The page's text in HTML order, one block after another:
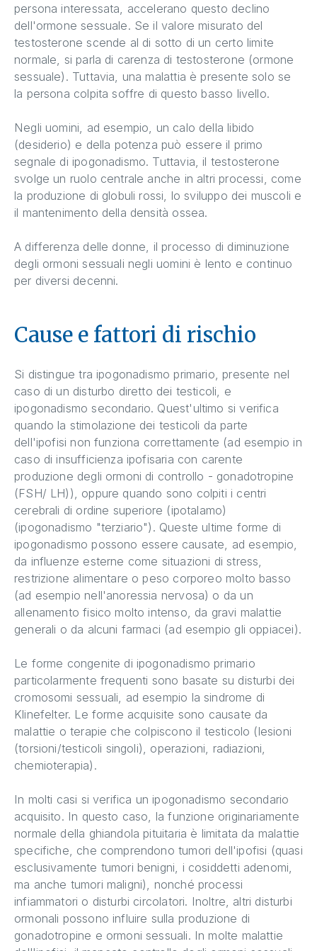
persona interessata, accelerano questo declino
dell'ormone sessuale. Se il valore misurato del
testosterone scende al di sotto di un certo limite
normale, si parla di carenza di testosterone (ormone
sessuale). Tuttavia, una malattia è presente solo se
la persona colpita soffre di questo basso livello.
Negli uomini, ad esempio, un calo della libido
(desiderio) e della potenza può essere il primo
segnale di ipogonadismo. Tuttavia, il testosterone
svolge un ruolo centrale anche in altri processi, come
la produzione di globuli rossi, lo sviluppo dei muscoli e
il mantenimento della densità ossea.
A differenza delle donne, il processo di diminuzione
degli ormoni sessuali negli uomini è lento e continuo
per diversi decenni.
Cause e fattori di rischio
Si distingue tra ipogonadismo primario, presente nel
caso di un disturbo diretto dei testicoli, e
ipogonadismo secondario. Quest'ultimo si verifica
quando la stimolazione dei testicoli da parte
dell'ipofisi non funziona correttamente (ad esempio in
caso di insufficienza ipofisaria con carente
produzione degli ormoni di controllo - gonadotropine
(FSH/ LH)), oppure quando sono colpiti i centri
cerebrali di ordine superiore (ipotalamo)
(ipogonadismo "terziario"). Queste ultime forme di
ipogonadismo possono essere causate, ad esempio,
da influenze esterne come situazioni di stress,
restrizione alimentare o peso corporeo molto basso
(ad esempio nell'anoressia nervosa) o da un
allenamento fisico molto intenso, da gravi malattie
generali o da alcuni farmaci (ad esempio gli oppiacei).
Le forme congenite di ipogonadismo primario
particolarmente frequenti sono basate su disturbi dei
cromosomi sessuali, ad esempio la sindrome di
Klinefelter. Le forme acquisite sono causate da
malattie o terapie che colpiscono il testicolo (lesioni
(torsioni/testicoli singoli), operazioni, radiazioni,
chemioterapia).
In molti casi si verifica un ipogonadismo secondario
acquisito. In questo caso, la funzione originariamente
normale della ghiandola pituitaria è limitata da malattie
specifiche, che comprendono tumori dell'ipofisi (quasi
esclusivamente tumori benigni, i cosiddetti adenomi,
ma anche tumori maligni), nonché processi
infiammatori o disturbi circolatori. Inoltre, altri disturbi
ormonali possono influire sulla produzione di
gonadotropine e ormoni sessuali. In molte malattie